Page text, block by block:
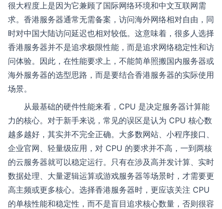
很大程度上是因为它兼顾了国际网络环境和中文互联网需
求。香港服务器通常无需备案，访问海外网络相对自由，同
时对中国大陆访问延迟也相对较低。这意味着，很多人选择
香港服务器并不是追求极限性能，而是追求网络稳定性和访
问体验。因此，在性能要求上，不能简单照搬国内服务器或
海外服务器的选型思路，而是要结合香港服务器的实际使用
场景。
从最基础的硬件性能来看，CPU 是决定服务器计算能
力的核心。对于新手来说，常见的误区是认为 CPU 核心数
越多越好，其实并不完全正确。大多数网站、小程序接口、
企业官网、轻量级应用，对 CPU 的要求并不高，一到两核
的云服务器就可以稳定运行。只有在涉及高并发计算、实时
数据处理、大量逻辑运算或游戏服务器等场景时，才需要更
高主频或更多核心。选择香港服务器时，更应该关注 CPU
的单核性能和稳定性，而不是盲目追求核心数量，否则很容